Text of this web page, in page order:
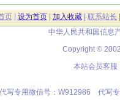
页| 设为首页| 加入收藏| 联系站长
中华人民共和国信息
Copyright ©
本站会员客服
代写专用微信号：W912986 代写专